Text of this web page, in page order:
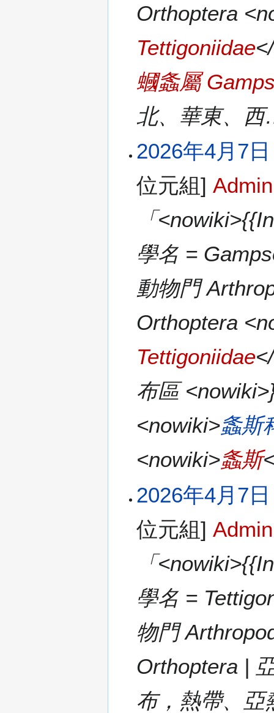
Orthoptera
Tettigoniidae
蟈螽屬
北、華東、
2026年4月7
位元組] Admin
「
學名 =
動物門
Orthoptera
Tettigoniidae
布區
<nowiki>螽斯
<nowiki>螽斯
2026年4月7
位元組] Admin
「
學名 =
物門
Orthoptera |
布，熱帶、亞